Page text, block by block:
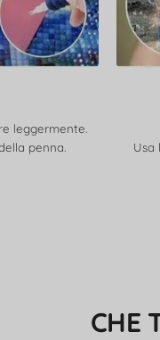
leggermente.
penna.
Usa
CHE